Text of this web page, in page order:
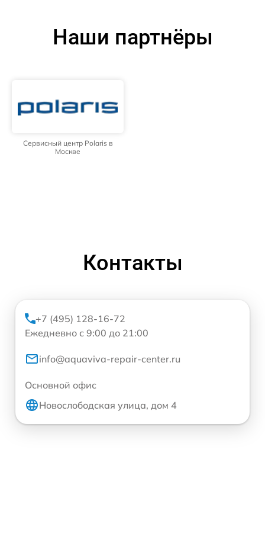
Наши партнёры
Сервисный центр Polaris в
Москве
Контакты
+7 (495) 128-16-72
Ежедневно с 9:00 до 21:00
info@aquaviva-repair-center.ru
Основной офис
Новослободская улица, дом 4